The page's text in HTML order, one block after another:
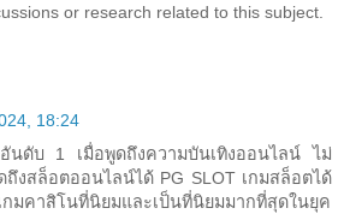
or research related to this subject.
18:24
นดับ 1 เมื่อพูดถึงความบันเทิงออนไลน์ ไม่
ถึงสล็อตออนไลน์ได้ PG SLOT เกมสล็อตได้
กมคาสิโนที่นิยมและเป็นที่นิยมมากที่สุดในยุค